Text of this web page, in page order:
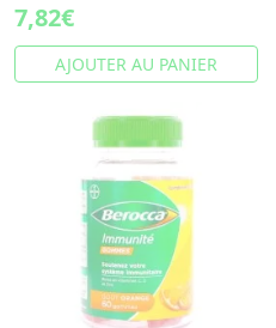
7,82€
AJOUTER AU PANIER